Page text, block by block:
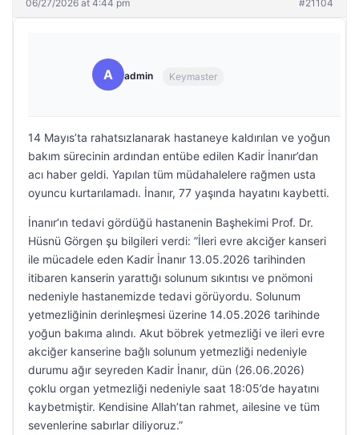
06/27/2026 at 4:44 pm #21104
A admin Keymaster
14 Mayıs’ta rahatsızlanarak hastaneye kaldırılan ve yoğun
bakım sürecinin ardından entübe edilen Kadir İnanır’dan
acı haber geldi. Yapılan tüm müdahalelere rağmen usta
oyuncu kurtarılamadı. İnanır, 77 yaşında hayatını kaybetti.
İnanır’ın tedavi gördüğü hastanenin Başhekimi Prof. Dr.
Hüsnü Görgen şu bilgileri verdi: ”İleri evre akciğer kanseri
ile mücadele eden Kadir İnanır 13.05.2026 tarihinden
itibaren kanserin yarattığı solunum sıkıntısı ve pnömoni
nedeniyle hastanemizde tedavi görüyordu. Solunum
yetmezliğinin derinleşmesi üzerine 14.05.2026 tarihinde
yoğun bakıma alındı. Akut böbrek yetmezliği ve ileri evre
akciğer kanserine bağlı solunum yetmezliği nedeniyle
durumu ağır seyreden Kadir İnanır, dün (26.06.2026)
çoklu organ yetmezliği nedeniyle saat 18:05’de hayatını
kaybetmiştir. Kendisine Allah’tan rahmet, ailesine ve tüm
sevenlerine sabırlar diliyoruz.”